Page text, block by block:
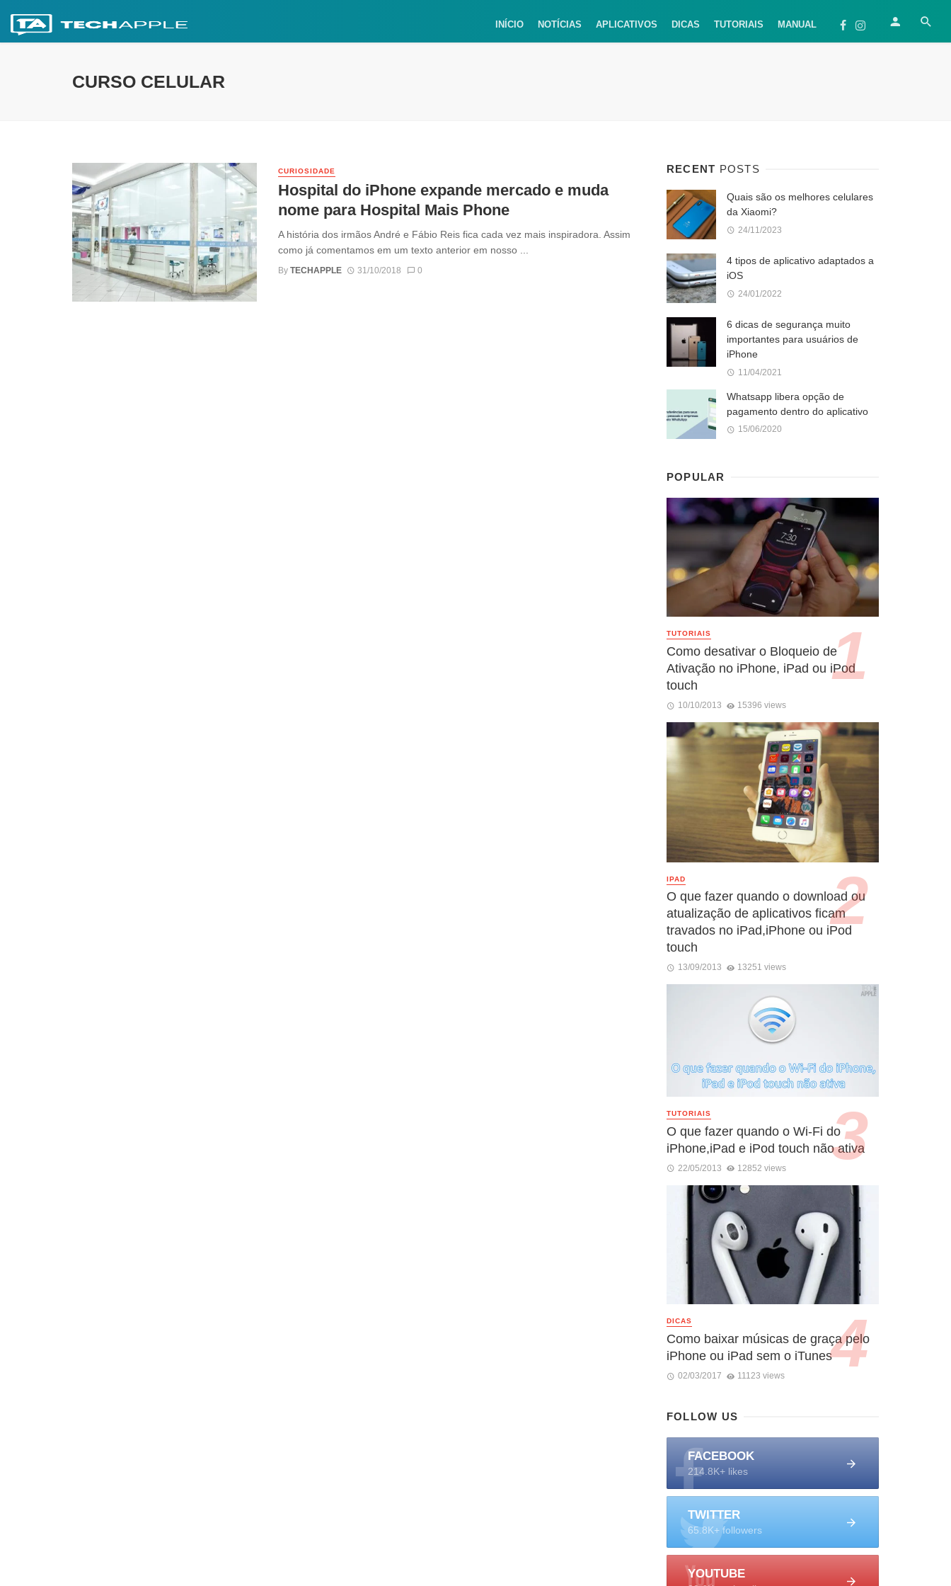
INÍCIO NOTÍCIAS APLICATIVOS DICAS TUTORIAIS MANUAL
CURSO CELULAR
CURIOSIDADE
Hospital do iPhone expande mercado e muda
nome para Hospital Mais Phone
A história dos irmãos André e Fábio Reis fica cada vez mais inspiradora. Assim
como já comentamos em um texto anterior em nosso ...
By TECHAPPLE 31/10/2018 0
RECENT POSTS
Quais são os melhores celulares
da Xiaomi?
24/11/2023
4 tipos de aplicativo adaptados a
iOS
24/01/2022
6 dicas de segurança muito
importantes para usuários de
iPhone
11/04/2021
Whatsapp libera opção de
pagamento dentro do aplicativo
15/06/2020
POPULAR
TUTORIAIS
Como desativar o Bloqueio de
Ativação no iPhone, iPad ou iPod
touch
10/10/2013 15396 views
IPAD
O que fazer quando o download ou
atualização de aplicativos ficam
travados no iPad,iPhone ou iPod
touch
13/09/2013 13251 views
TUTORIAIS
O que fazer quando o Wi-Fi do
iPhone,iPad e iPod touch não ativa
22/05/2013 12852 views
DICAS
Como baixar músicas de graça pelo
iPhone ou iPad sem o iTunes
02/03/2017 11123 views
FOLLOW US
FACEBOOK
214.8K+ likes
TWITTER
65.8K+ followers
YOUTUBE